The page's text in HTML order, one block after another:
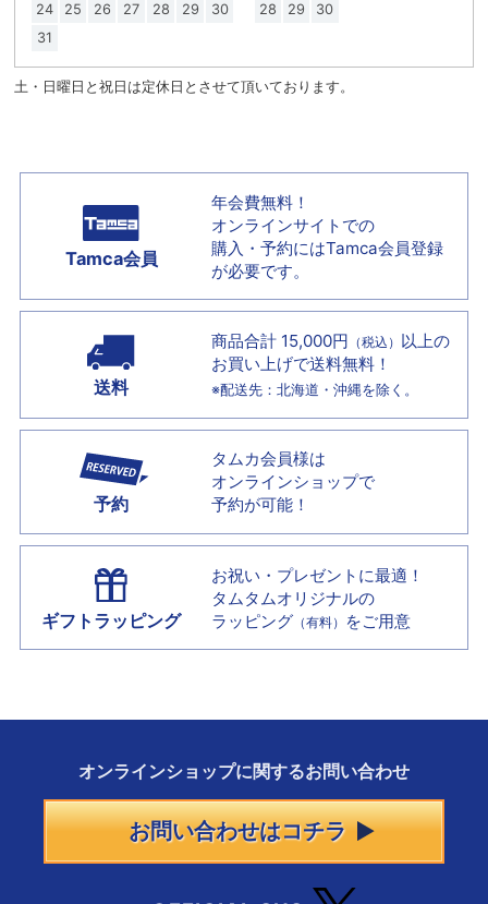
24
25 26 27 28 29
30
31
28
29 30
土・日曜日と祝日は定休日とさせて頂いております。
Tamca会員
年会費無料！
オンラインサイトでの
購入・予約にはTamca会員登録
が必要です。
送料
商品合計 15,000円 （税込） 以上の
お買い上げで送料無料！
※配送先：北海道・沖縄を除く。
予約
タムカ会員様は
オンラインショップで
予約が可能！
ギフトラッピング
お祝い・プレゼントに最適！
タムタムオリジナルの
ラッピング （有料） をご用意
オンラインショップに関するお問い合わせ
お問い合わせはコチラ